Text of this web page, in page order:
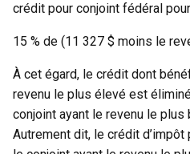
crédit pour conjoint fédéral
15 % de (11 327 $ moins le
À cet égard, le crédit dont
revenu le plus élevé est
conjoint ayant le revenu le plus
Autrement dit, le crédit